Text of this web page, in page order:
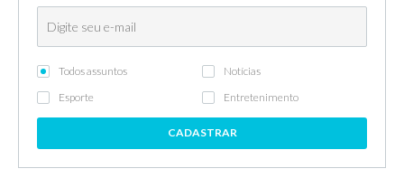
Todos assuntos
Notícias
Esporte
Entretenimento
CADASTRAR